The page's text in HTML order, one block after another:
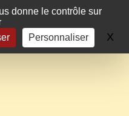
donne le contrôle sur
Personnaliser X